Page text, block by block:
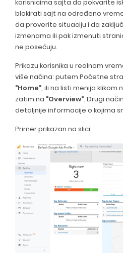
korisnicima sajta da pokvarite
blokirati sajt na određeno
da proverite situaciju i da
izmenama ili pak izmenuti
ne posećuju.
Prikazu korisnika u realnom
više načina: putem Početne
"Home", ili na listi menija klikom
zatim na "Overview". Drugi
detaljnije informacije o kojima
Primer prikazan na slici: